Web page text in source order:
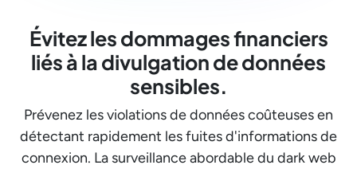
Évitez les dommages financiers
liés à la divulgation de données
sensibles.
Prévenez les violations de données coûteuses en
détectant rapidement les fuites d'informations de
connexion. La surveillance abordable du dark web